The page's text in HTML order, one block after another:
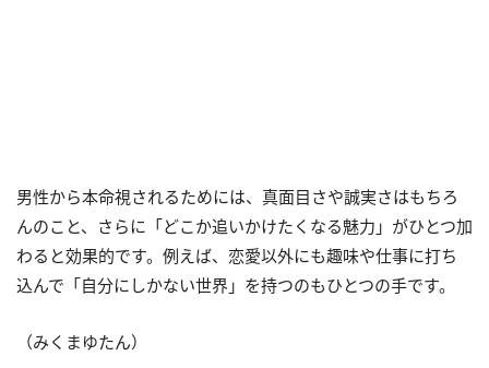
男性から本命視されるためには、真面目さや誠実さはもちろ
んのこと、さらに「どこか追いかけたくなる魅力」がひとつ加
わると効果的です。例えば、恋愛以外にも趣味や仕事に打ち
込んで「自分にしかない世界」を持つのもひとつの手です。
（みくまゆたん）